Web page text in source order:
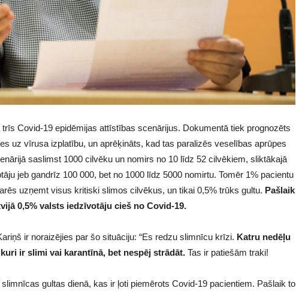
Covid-19 epidēmijas attīstības scenārijus. Dokumentā tiek prognozēts
uz vīrusa izplatību, un aprēķināts, kad tas paralizēs veselības aprūpes
saslimst 1000 cilvēku un nomirs no 10 līdz 52 cilvēkiem, sliktākajā
jeb gandrīz 100 000, bet no 1000 līdz 5000 nomirtu. Tomēr 1% pacientu
uzņemt visus kritiski slimos cilvēkus, un tikai 0,5% trūks gultu. Pašlaik
0,5% valsts iedzīvotāju cieš no Covid-19.
ir noraizējies par šo situāciju: “Es redzu slimnīcu krīzi. Katru nedēļu
ir slimi vai karantīnā, bet nespēj strādāt.Tas ir patiešām traki!
gultas dienā, kas ir ļoti piemērots Covid-19 pacientiem. Pašlaik to